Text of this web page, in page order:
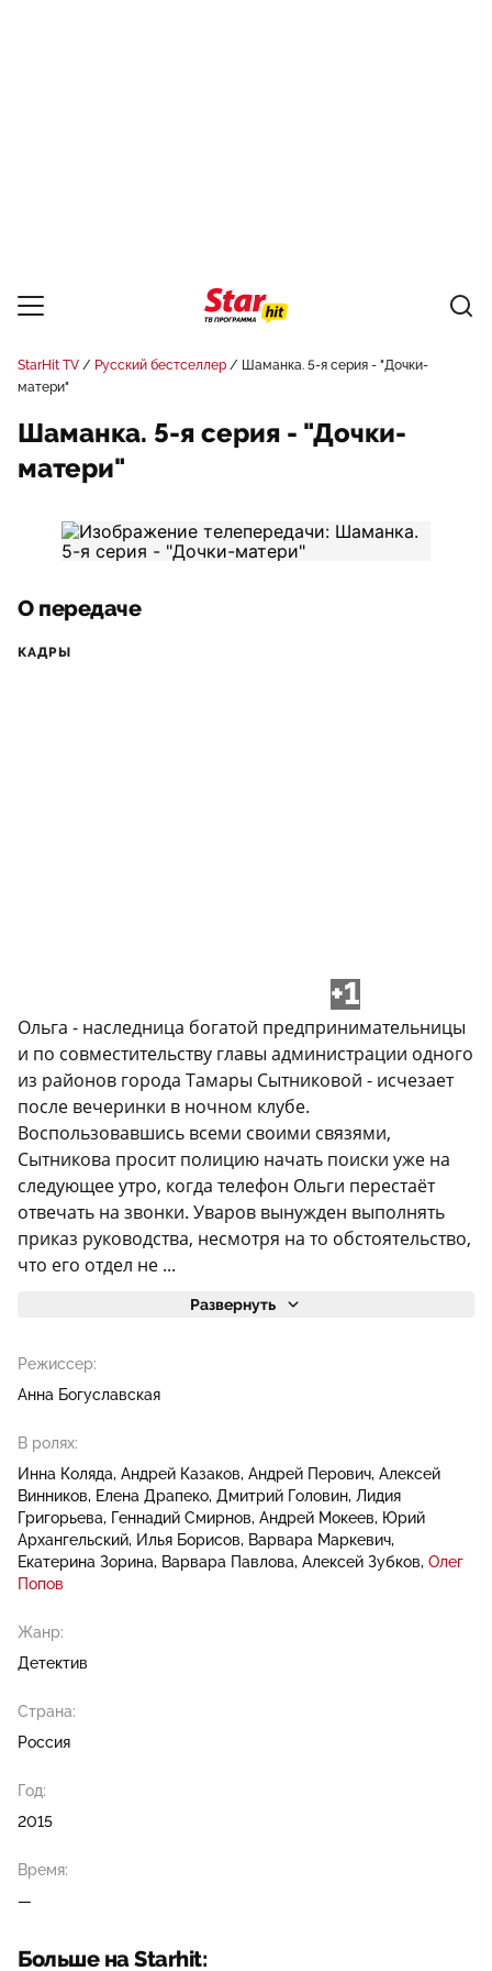
StarHit TV Русский бестселлер
Шаманка. 5-я серия - "Дочки-
матери"
Шаманка. 5-я серия - "Дочки-
матери"
О передаче
КАДРЫ
+1
Ольга - наследница богатой предпринимательницы
и по совместительству главы администрации одного
из районов города Тамары Сытниковой - исчезает
после вечеринки в ночном клубе.
Воспользовавшись всеми своими связями,
Сытникова просит полицию начать поиски уже на
следующее утро, когда телефон Ольги перестаёт
отвечать на звонки. Уваров вынужден выполнять
приказ руководства, несмотря на то обстоятельство,
что его отдел не ...
Развернуть
Режиссер:
Анна Богуславская
В ролях:
Инна Коляда Андрей Казаков Андрей Перович Алексей
Винников
Елена Драпеко Дмитрий Головин Лидия
Григорьева Геннадий Смирнов Андрей Мокеев
Юрий
Архангельский Илья Борисов
Варвара Маркевич
Екатерина Зорина Варвара Павлова Алексей Зубков Олег
Попов
Жанр:
Детектив
Страна:
Россия
Год:
2015
Время:
—
Больше на Starhit: